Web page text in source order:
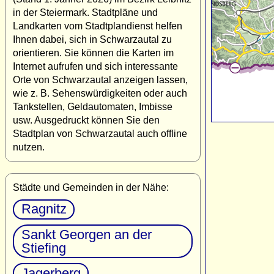
in der Steiermark. Stadtpläne und
Landkarten vom Stadtplandienst helfen
Ihnen dabei, sich in Schwarzautal zu
orientieren. Sie können die Karten im
Internet aufrufen und sich interessante
Orte von Schwarzautal anzeigen lassen,
wie z. B. Sehenswürdigkeiten oder auch
Tankstellen, Geldautomaten, Imbisse
usw. Ausgedruckt können Sie den
Stadtplan von Schwarzautal auch offline
nutzen.
Städte und Gemeinden in der Nähe:
Ragnitz
Sankt Georgen an der
Stiefing